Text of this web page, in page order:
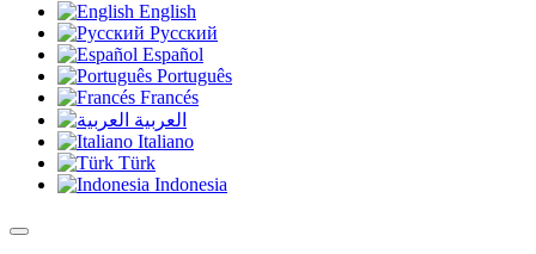
English
Русский
Español
Português
Francés
العربية
Italiano
Türk
Indonesia